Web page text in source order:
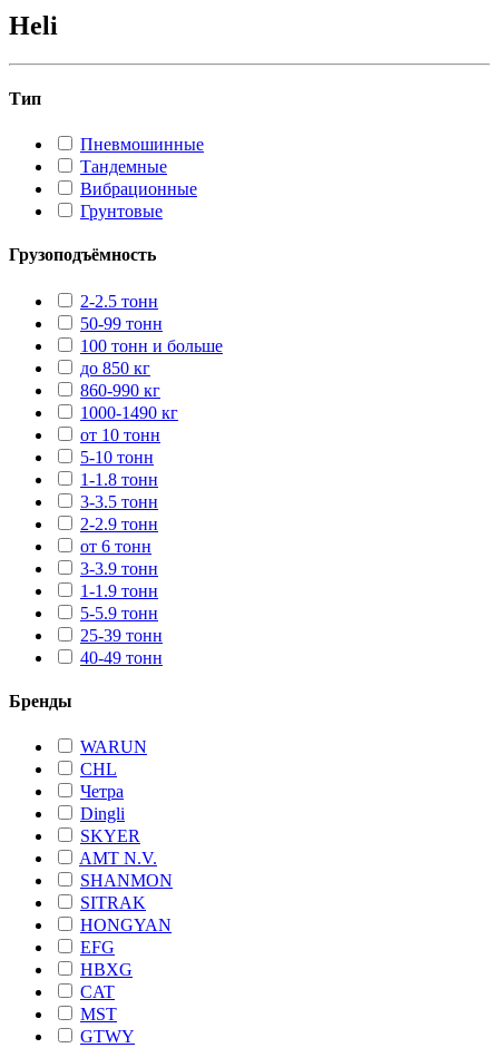
Heli
Тип
Пневмошинные
Тандемные
Вибрационные
Грунтовые
Грузоподъёмность
2-2.5 тонн
50-99 тонн
100 тонн и больше
до 850 кг
860-990 кг
1000-1490 кг
от 10 тонн
5-10 тонн
1-1.8 тонн
3-3.5 тонн
2-2.9 тонн
от 6 тонн
3-3.9 тонн
1-1.9 тонн
5-5.9 тонн
25-39 тонн
40-49 тонн
Бренды
WARUN
CHL
Четра
Dingli
SKYER
AMT N.V.
SHANMON
SITRAK
HONGYAN
EFG
HBXG
CAT
MST
GTWY